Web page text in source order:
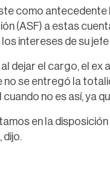
como
(ASF) a estas
intereses de su
dejar el cargo, el ex
no se entregó la
no es así, ya
en la
dijo.